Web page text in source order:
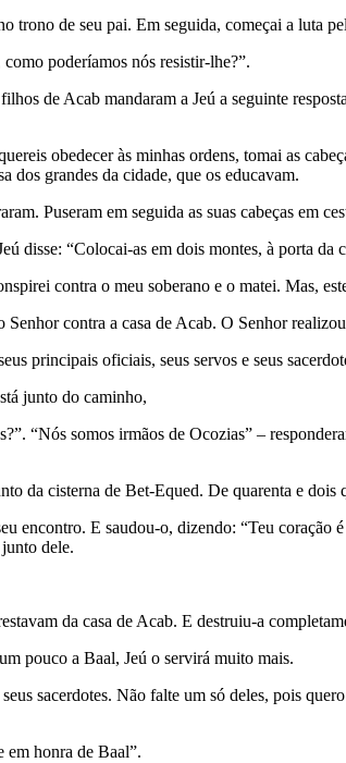
de seu pai. Em seguida, começai a luta
poderíamos nós resistir-lhe?”.
de Acab mandaram a Jeú a seguinte
obedecer às minhas ordens, tomai as
dos grandes da cidade, que os educavam.
Puseram em seguida as suas cabeças em
disse: “Colocai-as em dois montes, à porta da
contra o meu soberano e o matei. Mas,
contra a casa de Acab. O Senhor
principais oficiais, seus servos e seus
junto do caminho,
“Nós somos irmãos de Ocozias” –
da cisterna de Bet-Equed. De quarenta e dois
encontro. E saudou-o, dizendo: “Teu coração
dele.
da casa de Acab. E destruiu-a
pouco a Baal, Jeú o servirá muito mais.
sacerdotes. Não falte um só deles, pois
em honra de Baal”.